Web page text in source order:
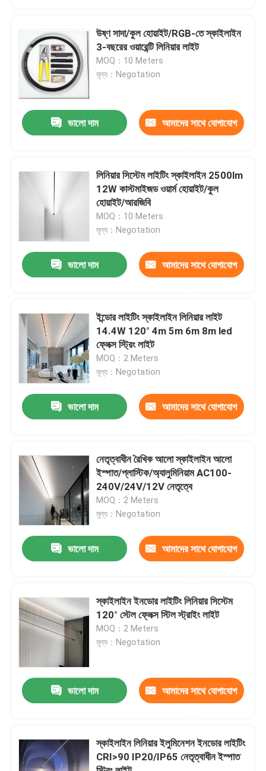
পণ্য
আমাদের সম্পর্কে
মান নিয়ন্ত্রণ
খবর
LED নিয়ন স্ট্রিপ লাইট
উষ্ণ সাদা/কুল হোয়াইট/RGB-তে স্কাইলাইন
3-বছরের ওয়ারেন্টি লিনিয়ার লাইট
MOQ：10 Meters
মূল্য：Negotation
ভালো দাম আমাদের সাথে যোগাযোগ
লিনিয়ার সিস্টেম লাইটিং স্কাইলাইন 2500lm
12W কাস্টমাইজড ওয়ার্ম হোয়াইট/কুল
হোয়াইট/আরজিবি
MOQ：10 Meters
মূল্য：Negotation
ভালো দাম আমাদের সাথে যোগাযোগ
ইন্ডোর লাইটিং স্কাইলাইন লিনিয়ার লাইট
14.4W 120° 4m 5m 6m 8m led
ফ্লেক্স স্ট্রিং লাইট
MOQ：2 Meters
মূল্য：Negotation
ভালো দাম আমাদের সাথে যোগাযোগ
নেতৃত্বাধীন রৈখিক আলো স্কাইলাইন আলো
ইস্পাত/প্লাস্টিক/অ্যালুমিনিয়াম AC100-
240V/24V/12V নেতৃত্বে
MOQ：2 Meters
মূল্য：Negotation
ভালো দাম আমাদের সাথে যোগাযোগ
স্কাইলাইন ইনডোর লাইটিং লিনিয়ার সিস্টেম
120° স্টেল ফ্লেক্স স্টিল স্ট্রাইং লাইট
MOQ：2 Meters
মূল্য：Negotation
ভালো দাম আমাদের সাথে যোগাযোগ
স্কাইলাইন লিনিয়ার ইলুমিনেশন ইনডোর লাইটিং
CRI>90 IP20/IP65 নেতৃত্বাধীন ইস্পাত